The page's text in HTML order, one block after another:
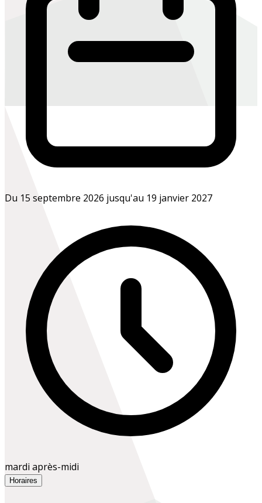
Du 15 septembre 2026 jusqu'au 19 janvier 2027
mardi après-midi
Horaires